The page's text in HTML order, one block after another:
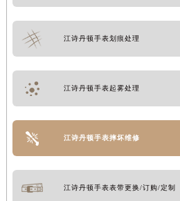
江诗丹顿手表划痕处理
江诗丹顿手表起雾处理
江诗丹顿手表摔坏维修
江诗丹顿手表表带更换/订购/定制